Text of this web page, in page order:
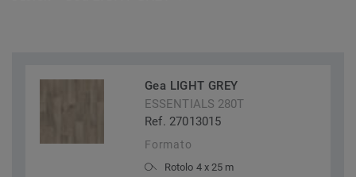
Gea LIGHT GREY
ESSENTIALS 280T
Ref. 27013015
Formato
Rotolo 4 x 25 m